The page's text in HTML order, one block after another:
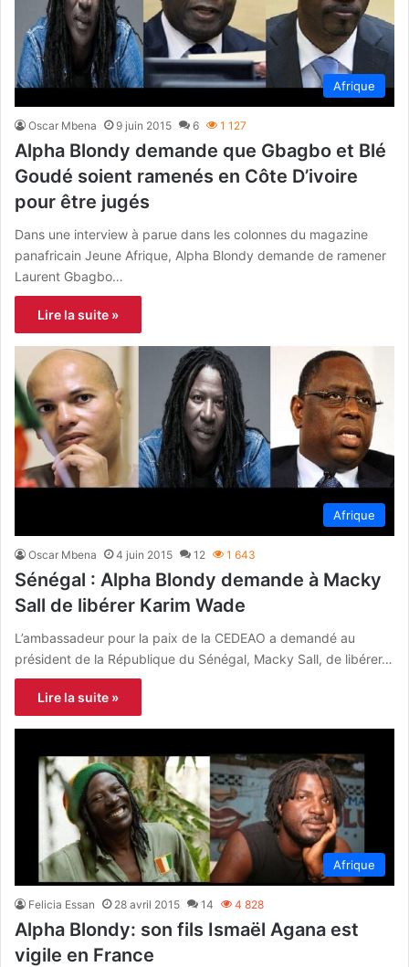
Afrique
Oscar Mbena 9 juin 2015 6 1 127
Alpha Blondy demande que Gbagbo et Blé
Goudé soient ramenés en Côte D’ivoire
pour être jugés
Dans une interview à parue dans les colonnes du magazine
panafricain Jeune Afrique, Alpha Blondy demande de ramener
Laurent Gbagbo…
Lire la suite »
Afrique
Oscar Mbena 4 juin 2015 12 1 643
Sénégal : Alpha Blondy demande à Macky
Sall de libérer Karim Wade
L’ambassadeur pour la paix de la CEDEAO a demandé au
président de la République du Sénégal, Macky Sall, de libérer…
Lire la suite »
Afrique
Felicia Essan 28 avril 2015 14 4 828
Alpha Blondy: son fils Ismaël Agana est
vigile en France